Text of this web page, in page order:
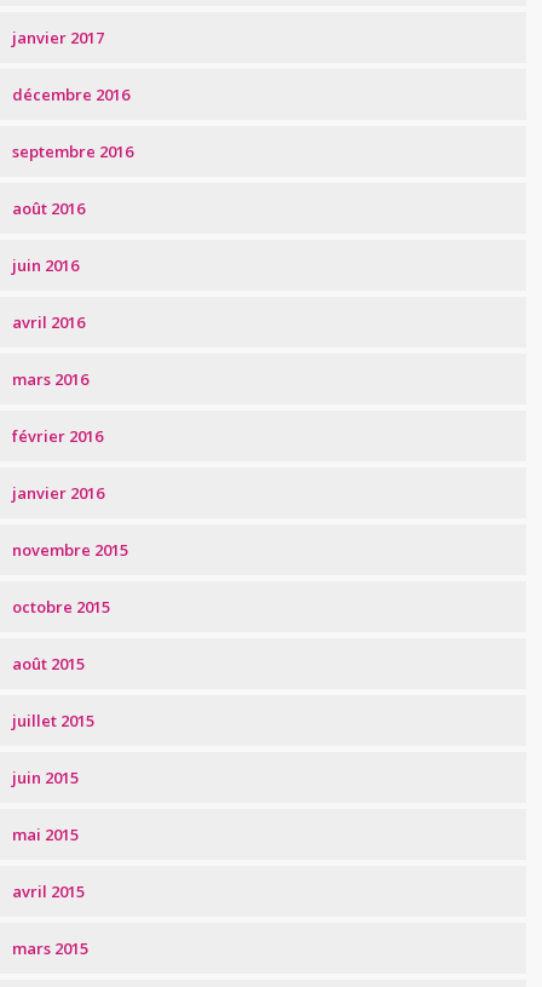
janvier 2017
décembre 2016
septembre 2016
août 2016
juin 2016
avril 2016
mars 2016
février 2016
janvier 2016
novembre 2015
octobre 2015
août 2015
juillet 2015
juin 2015
mai 2015
avril 2015
mars 2015